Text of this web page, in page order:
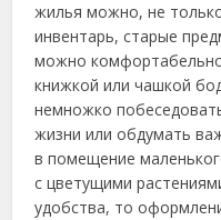
жилья можно, не
инвентарь, старые
можно
книжкой или чашкой
немножко
жизни или обдумать
в помещение
с цветущими
удобства, то